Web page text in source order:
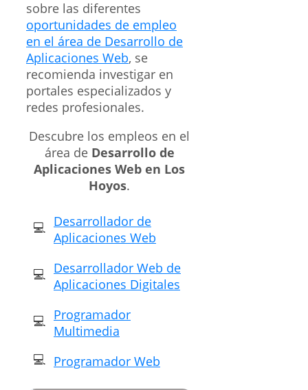
sobre las diferentes
oportunidades de empleo
en el área de Desarrollo de
Aplicaciones Web, se
recomienda investigar en
portales especializados y
redes profesionales.
Descubre los empleos en el
área de Desarrollo de
Aplicaciones Web en Los
Hoyos.
Desarrollador de
Aplicaciones Web
Desarrollador Web de
Aplicaciones Digitales
Programador
Multimedia
Programador Web